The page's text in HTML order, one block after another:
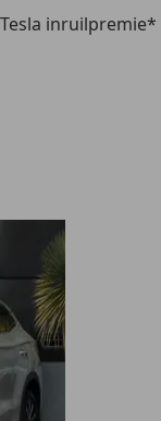
inruilpremie*